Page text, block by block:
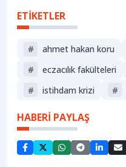
ETİKETLER
# ahmet hakan koru
#
eczacılık fakülteleri
#
istihdam krizi #
HABERİ PAYLAŞ